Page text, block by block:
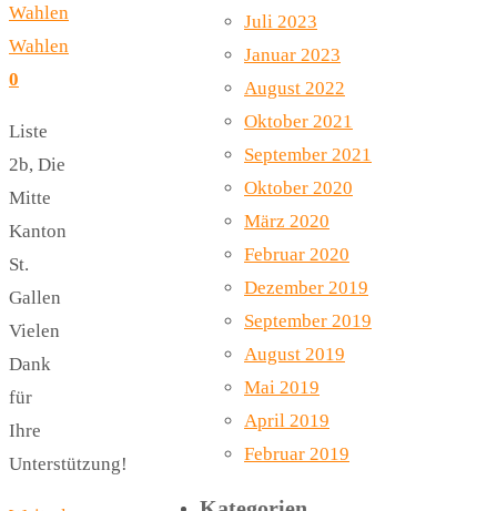
Wahlen
Wahlen
0
Liste
2b, Die
Mitte
Kanton
St.
Gallen
Vielen
Dank
für
Ihre
Unterstützung!
Juli 2023
Januar 2023
August 2022
Oktober 2021
September 2021
Oktober 2020
März 2020
Februar 2020
Dezember 2019
September 2019
August 2019
Mai 2019
April 2019
Februar 2019